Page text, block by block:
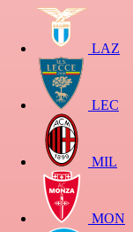
LAZ
LEC
MIL
MON